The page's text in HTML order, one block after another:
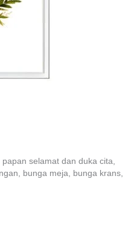
selamat dan duka cita,
bunga meja, bunga krans,